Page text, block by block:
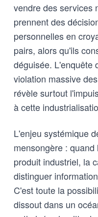
vendre des services
prennent des
personnelles en
pairs, alors qu'ils
déguisée. L'enquête
violation massive
révèle surtout
à cette
L'enjeu systémique
mensongère :
produit industriel, la
distinguer
C'est toute la
dissout dans un